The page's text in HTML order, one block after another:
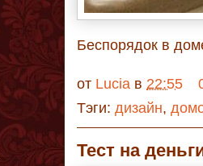
Беспорядок в
от Lucia в 22:55
Тэги: дизайн,
Тест на